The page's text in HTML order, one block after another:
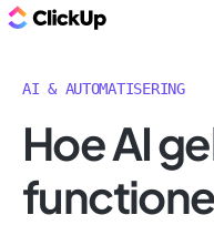
AI & AUTOMATISERING
Hoe AI